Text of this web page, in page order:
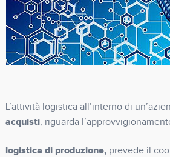
L’attività logistica all’interno di
acquisti, riguarda
logistica di produzione, prevede il